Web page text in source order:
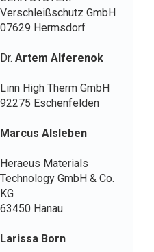
Verschleißschutz GmbH
07629 Hermsdorf
Dr. Artem Alferenok
Linn High Therm GmbH
92275 Eschenfelden
Marcus Alsleben
Heraeus Materials
Technology GmbH & Co.
KG
63450 Hanau
Larissa Born